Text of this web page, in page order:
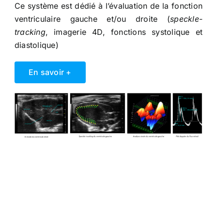
Ce système est dédié à l’évaluation de la fonction
ventriculaire gauche et/ou droite (speckle-
tracking, imagerie 4D, fonctions systolique et
diastolique)
En savoir +